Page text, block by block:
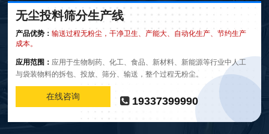
无尘投料筛分生产线
产品优势：输送过程无粉尘，干净卫生、产能大、自动化生产、节约生产
成本。
应用范围： 应用于生物制药、化工、食品、新材料、新能源等行业中人工
与袋装物料的拆包、投放、筛分、输送，整个过程无粉尘。
在线咨询 19337399990